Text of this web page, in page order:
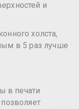
и
холста,
в 5 раз лучше
в печати